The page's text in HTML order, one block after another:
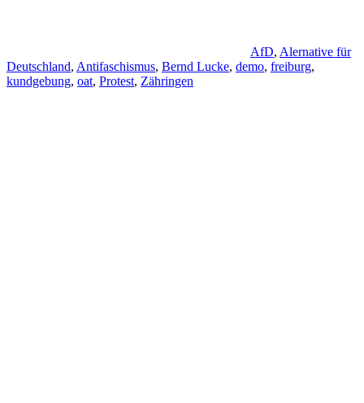
AfD, Alernative für
Deutschland, Antifaschismus, Bernd Lucke, demo, freiburg,
kundgebung, oat, Protest, Zähringen